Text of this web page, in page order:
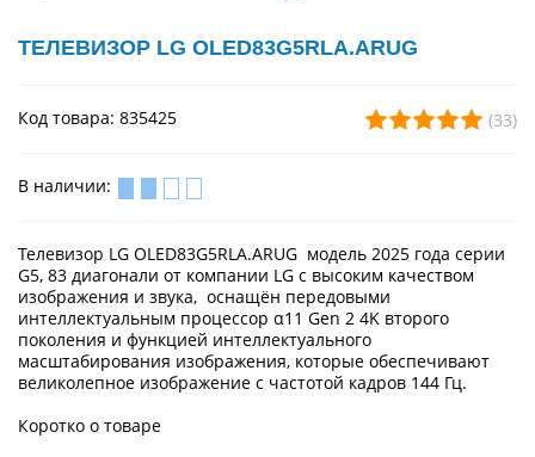
ТЕЛЕВИЗОР LG OLED83G5RLA.ARUG
Код товара: 835425 (33)
В наличии:
Телевизор LG OLED83G5RLA.ARUG модель 2025 года серии
G5, 83 диагонали от компании LG с высоким качеством
изображения и звука, оснащён передовыми
интеллектуальным процессор α11 Gen 2 4K второго
поколения и функцией интеллектуального
масштабирования изображения, которые обеспечивают
великолепное изображение с частотой кадров 144 Гц.
Коротко о товаре